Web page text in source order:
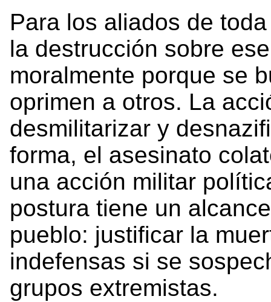
Para los aliados de
la destrucción sobre
moralmente porque se
oprimen a otros. La
desmilitarizar y
forma, el asesinato
una acción militar
postura tiene un
pueblo: justificar la
indefensas si se
grupos extremistas.